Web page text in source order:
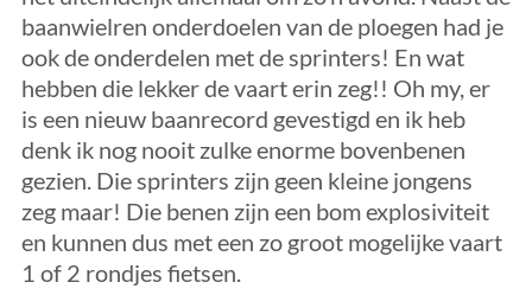
baanwielren onderdoelen van de ploegen had je
ook de onderdelen met de sprinters! En wat
hebben die lekker de vaart erin zeg!! Oh my, er
is een nieuw baanrecord gevestigd en ik heb
denk ik nog nooit zulke enorme bovenbenen
gezien. Die sprinters zijn geen kleine jongens
zeg maar! Die benen zijn een bom explosiviteit
en kunnen dus met een zo groot mogelijke vaart
1 of 2 rondjes fietsen.